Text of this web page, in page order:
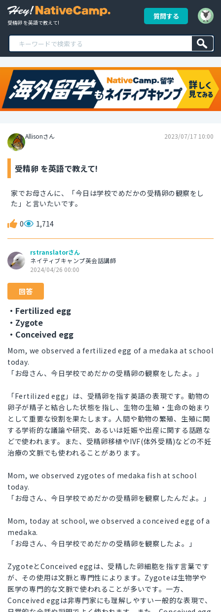
受精卵 を英語で教えて!
質問する
Allisonさん 2023/07/17 10:00
受精卵 を英語で教えて!
家でお母さんに、「今日は学校でめだかの受精卵の観察をし
た」と言いたいです。
0 1,714
rstranslatorさん
ネイティブキャンプ英会話講師
2024/04/26 00:00
回答
・Fertilized egg
・Zygote
・Conceived egg
Mom, we observed a fertilized egg of a medaka at school
today.
「お母さん、今日学校でめだかの受精卵の観察をしたよ。」
「Fertilized egg」は、受精卵を指す英語の表現です。動物の
卵子が精子と結合した状態を指し、生物の生殖・生命の始まり
として重要な役割を果たします。人間や動物の繁殖、生殖に関
する学術的な議論や研究、あるいは妊娠や出産に関する話題な
どで使われます。また、受精卵移植やIVF(体外受精)などの不妊
治療の文脈でも使われることがあります。
Mom, we observed zygotes of medaka fish at school
today.
「お母さん、今日学校でめだかの受精卵を観察したんだよ。」
Mom, today at school, we observed a conceived egg of a
medaka.
「お母さん、今日学校でめだかの受精卵を観察したよ。」
ZygoteとConceived eggは、受精した卵細胞を指す言葉です
が、その使用は文脈と専門性によります。Zygoteは生物学や
医学の専門的な文脈で使われることが多いです。一方、
Conceived eggは非専門家にも理解しやすい一般的な表現で、